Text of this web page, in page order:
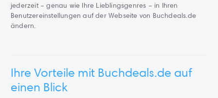
jederzeit – genau wie Ihre Lieblingsgenres – in Ihren
Benutzereinstellungen auf der Webseite von Buchdeals.de
ändern.
Ihre Vorteile mit Buchdeals.de auf
einen Blick